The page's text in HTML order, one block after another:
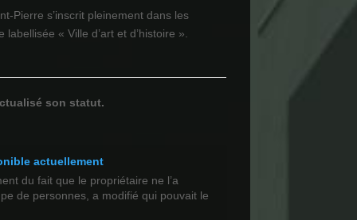
Pierre s’inscrit pleinement dans les
« Ville d’art et d’histoire ».
son statut.
actuellement
du fait que le propriétaire ne l’a
de personnes, a modifié qui pouvait le